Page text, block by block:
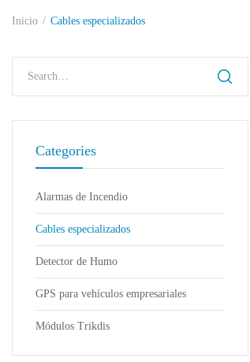
Inicio Cables especializados
Categories
Alarmas de Incendio
Cables especializados
Detector de Humo
GPS para vehículos empresariales
Módulos Trikdis